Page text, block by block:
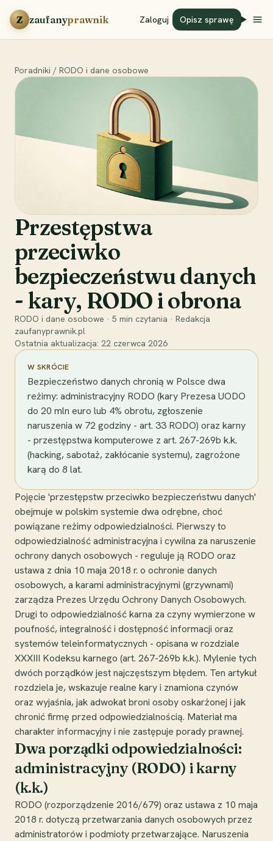
Przejdź do treści
Z zaufanyprawnik Zaloguj Opisz sprawę
Poradniki / RODO i dane osobowe
Przestępstwa
przeciwko
bezpieczeństwu danych
- kary, RODO i obrona
RODO i dane osobowe · 5 min czytania · Redakcja
zaufanyprawnik.pl
Ostatnia aktualizacja: 22 czerwca 2026
W SKRÓCIE
Bezpieczeństwo danych chronią w Polsce dwa
reżimy: administracyjny RODO (kary Prezesa UODO
do 20 mln euro lub 4% obrotu, zgłoszenie
naruszenia w 72 godziny - art. 33 RODO) oraz karny
- przestępstwa komputerowe z art. 267-269b k.k.
(hacking, sabotaż, zakłócanie systemu), zagrożone
karą do 8 lat.
Pojęcie 'przestępstw przeciwko bezpieczeństwu danych'
obejmuje w polskim systemie dwa odrębne, choć
powiązane reżimy odpowiedzialności. Pierwszy to
odpowiedzialność administracyjna i cywilna za naruszenie
ochrony danych osobowych - reguluje ją RODO oraz
ustawa z dnia 10 maja 2018 r. o ochronie danych
osobowych, a karami administracyjnymi (grzywnami)
zarządza Prezes Urzędu Ochrony Danych Osobowych.
Drugi to odpowiedzialność karna za czyny wymierzone w
poufność, integralność i dostępność informacji oraz
systemów teleinformatycznych - opisana w rozdziale
XXXIII Kodeksu karnego (art. 267-269b k.k.). Mylenie tych
dwóch porządków jest najczęstszym błędem. Ten artykuł
rozdziela je, wskazuje realne kary i znamiona czynów
oraz wyjaśnia, jak adwokat broni osoby oskarżonej i jak
chronić firmę przed odpowiedzialnością. Materiał ma
charakter informacyjny i nie zastępuje porady prawnej.
Dwa porządki odpowiedzialności:
administracyjny (RODO) i karny
(k.k.)
RODO (rozporządzenie 2016/679) oraz ustawa z 10 maja
2018 r. dotyczą przetwarzania danych osobowych przez
administratorów i podmioty przetwarzające. Naruszenia